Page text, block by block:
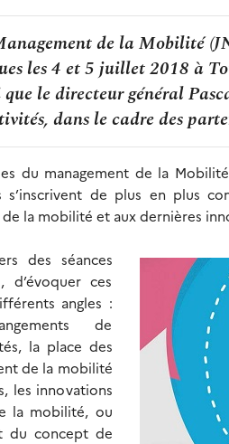
de la Mobilité
les 4 et 5 juillet 2018 à
le directeur général
dans le cadre des
du management de la
s’inscrivent de plus en plus
de la mobilité et aux dernières
des séances
ces
angles :
de
la place des
de la mobilité
les innovations
la mobilité, ou
du concept de